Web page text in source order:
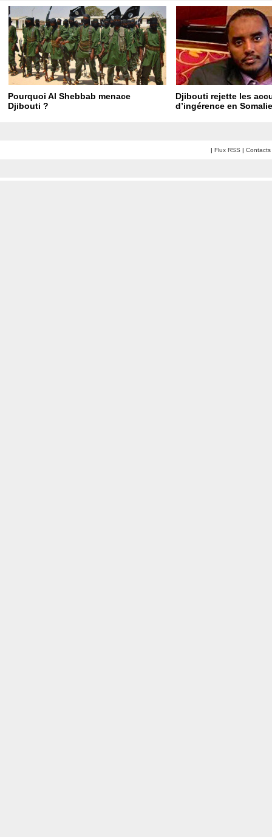
Pourquoi Al Shebbab menace
Djibouti ?
Djibouti rejette les
d’ingérence en Somalie
| Flux RSS | Contacts